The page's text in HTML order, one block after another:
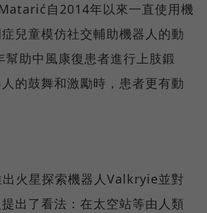
自2014年以來一直使用機
兒童模仿社交輔助機器人的動
助中風康復患者進行上肢鍛
的鼓舞和激勵時，患者更有動
火星探索機器人Valkryie並對
出了看法：在太空站等由人類